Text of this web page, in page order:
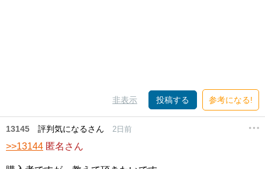
非表示 投稿する 参考になる!
13145 評判気になるさん 2日前
>>13144 匿名さん